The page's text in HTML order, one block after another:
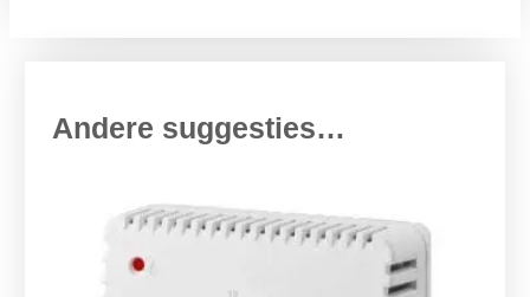
Andere suggesties…